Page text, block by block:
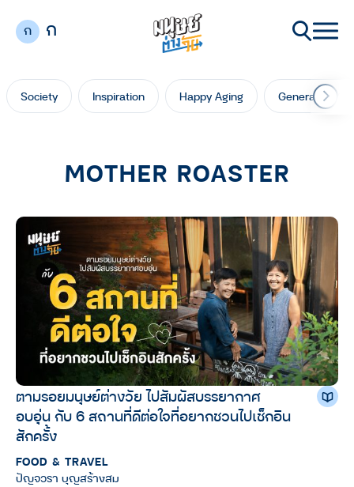
ก ก
Society Inspiration Happy Aging Generation
MOTHER ROASTER
ตามรอยมนุษย์ต่างวัย ไปสัมผัสบรรยากาศ
อบอุ่น กับ 6 สถานที่ดีต่อใจที่อยากชวนไปเช็กอิน
สักครั้ง
FOOD & TRAVEL
ปัญจวรา บุญสร้างสม